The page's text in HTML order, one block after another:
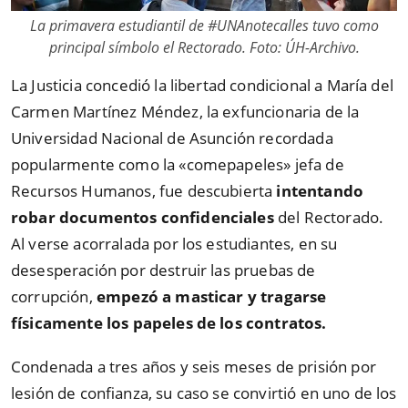
La primavera estudiantil de #UNAnotecalles tuvo como
principal símbolo el Rectorado. Foto: ÚH-Archivo.
La Justicia concedió la libertad condicional a María del
Carmen Martínez Méndez, la exfuncionaria de la
Universidad Nacional de Asunción recordada
popularmente como la «comepapeles» jefa de
Recursos Humanos, fue descubierta intentando
robar documentos confidencialesdel Rectorado.
Al verse acorralada por los estudiantes, en su
desesperación por destruir las pruebas de
corrupción, empezó a masticar y tragarse
físicamente los papeles de los contratos.
Condenada a tres años y seis meses de prisión por
lesión de confianza, su caso se convirtió en uno de los